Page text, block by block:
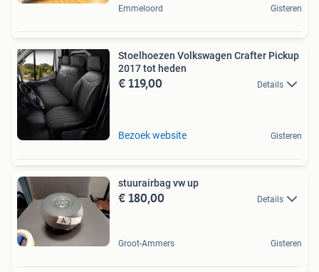
Emmeloord Gisteren
Stoelhoezen Volkswagen Crafter Pickup
2017 tot heden
€ 119,00 Details
Bezoek website Gisteren
stuurairbag vw up
€ 180,00 Details
Groot-Ammers Gisteren